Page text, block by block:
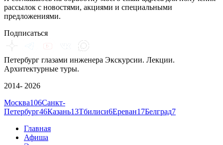
рассылок с новостями, акциями и специальными
предложениями.
Подписаться
Петербург глазами инженера Экскурсии. Лекции.
Архитектурные туры.
2014- 2026
Москва106Санкт-
Петербург46Казань13Тбилиси6Ереван17Белград7
Главная
Афиша